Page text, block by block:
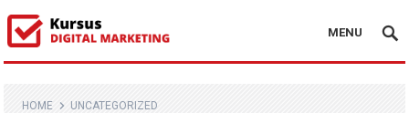
MENU
HOME UNCATEGORIZED